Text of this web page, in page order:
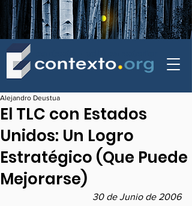
El TLC con Estados
Unidos: Un Logro
Estratégico (Que Puede
Mejorarse)
Alejandro Deustua
30 de Junio de 2006